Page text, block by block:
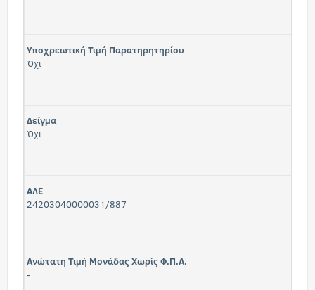
Υποχρεωτική Τιμή Παρατηρητηρίου
Όχι
Δείγμα
Όχι
ΑΛΕ
24203040000031/887
Ανώτατη Τιμή Μονάδας Χωρίς Φ.Π.Α.
-